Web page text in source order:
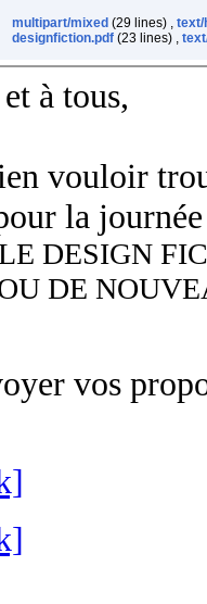
multipart/mixed (29 lines) , text/
designfiction.pdf (23 lines) ,